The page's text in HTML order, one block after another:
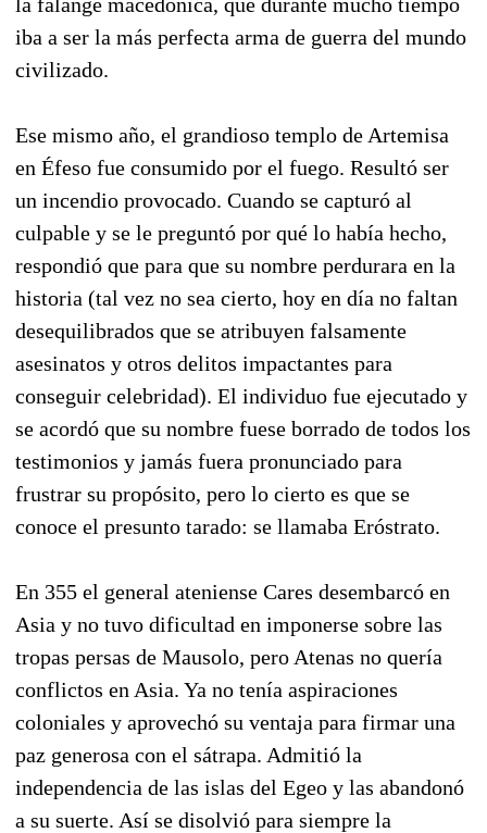
iba a ser la más perfecta arma de guerra del mundo
civilizado.
Ese mismo año, el grandioso templo de Artemisa
en Éfeso fue consumido por el fuego. Resultó ser
un incendio provocado. Cuando se capturó al
culpable y se le preguntó por qué lo había hecho,
respondió que para que su nombre perdurara en la
historia (tal vez no sea cierto, hoy en día no faltan
desequilibrados que se atribuyen falsamente
asesinatos y otros delitos impactantes para
conseguir celebridad). El individuo fue ejecutado y
se acordó que su nombre fuese borrado de todos los
testimonios y jamás fuera pronunciado para
frustrar su propósito, pero lo cierto es que se
conoce el presunto tarado: se llamaba Eróstrato.
En 355 el general ateniense Cares desembarcó en
Asia y no tuvo dificultad en imponerse sobre las
tropas persas de Mausolo, pero Atenas no quería
conflictos en Asia. Ya no tenía aspiraciones
coloniales y aprovechó su ventaja para firmar una
paz generosa con el sátrapa. Admitió la
independencia de las islas del Egeo y las abandonó
a su suerte. Así se disolvió para siempre la